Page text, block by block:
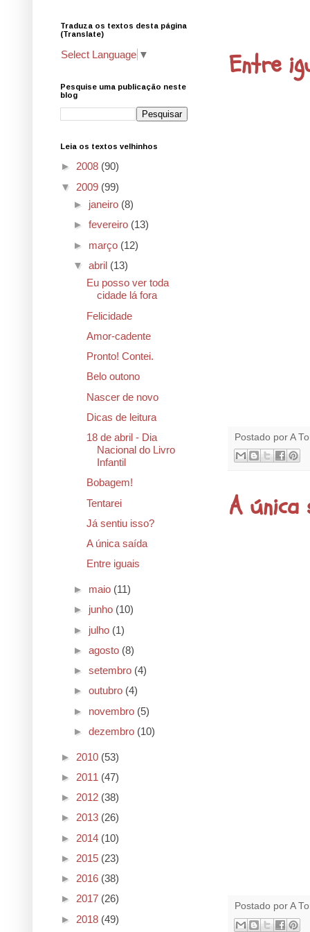
Entre
Postado por A
A única
Postado por A
Traduza os textos desta página
(Translate)
Select Language ▼
Pesquise uma publicação neste
blog
Leia os textos velhinhos
► 2008 (90)
▼ 2009 (99)
► janeiro (8)
► fevereiro (13)
► março (12)
▼ abril (13)
Eu posso ver toda
cidade lá fora
Felicidade
Amor-cadente
Pronto! Contei.
Belo outono
Nascer de novo
Dicas de leitura
18 de abril - Dia
Nacional do Livro
Infantil
Bobagem!
Tentarei
Já sentiu isso?
A única saída
Entre iguais
► maio (11)
► junho (10)
► julho (1)
► agosto (8)
► setembro (4)
► outubro (4)
► novembro (5)
► dezembro (10)
► 2010 (53)
► 2011 (47)
► 2012 (38)
► 2013 (26)
► 2014 (10)
► 2015 (23)
► 2016 (38)
► 2017 (26)
► 2018 (49)